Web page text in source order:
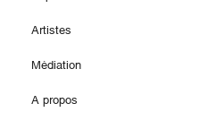
Artistes
Médiation
A propos